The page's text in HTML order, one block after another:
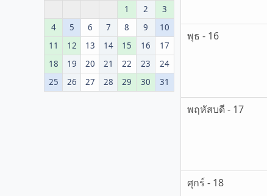
1 2
3
4
5 6 7 8 9
10
11
12 13 14 15 16
17
18
19 20 21 22 23
24
25
26 27 28 29 30 31
พุธ - 16
พฤหัสบดี - 17
ศุกร์ - 18